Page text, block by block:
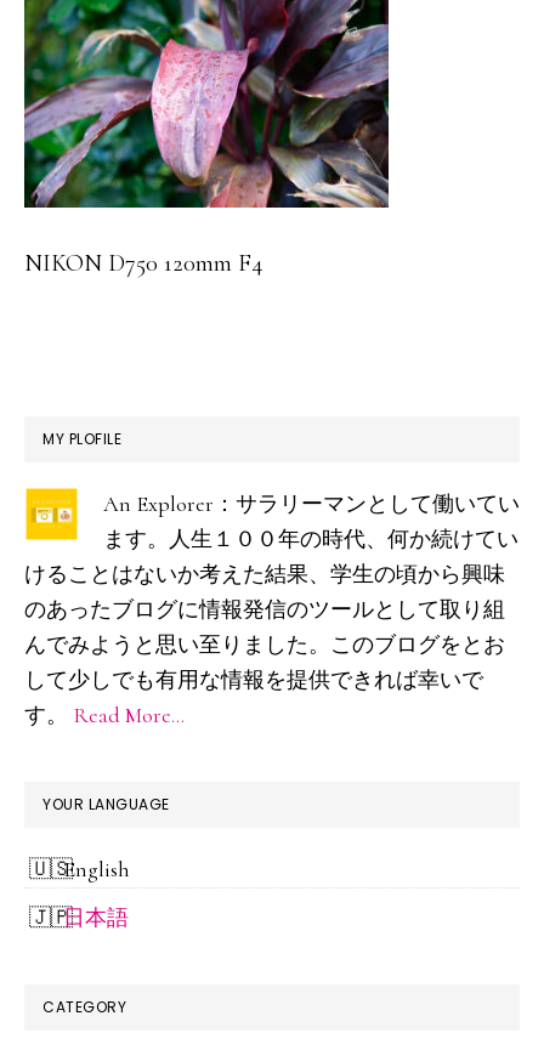
NIKON D750 120mm F4
最
初
の
サ
イ
ド
バ
ー
MY PLOFILE
An Explorer：サラリーマンとして働いてい
ます。人生１００年の時代、何か続けてい
けることはないか考えた結果、学生の頃から興味
のあったブログに情報発信のツールとして取り組
んでみようと思い至りました。このブログをとお
して少しでも有用な情報を提供できれば幸いで
す。 Read More…
YOUR LANGUAGE
English
日本語
CATEGORY